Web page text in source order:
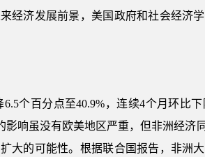
经济发展前景，美国政府和社会经济
个百分点至40.9%，连续4个月环比
响虽没有欧美地区严重，但非洲经济
大的可能性。根据联合国报告，非洲